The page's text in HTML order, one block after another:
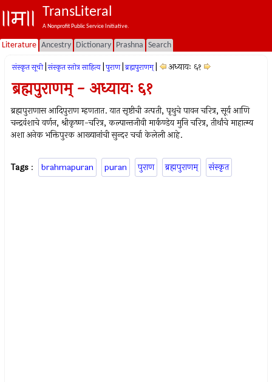
TransLiteral
A Nonprofit Public Service Initiative.
Literature Ancestry Dictionary Prashna Search
संस्कृत सूची संस्कृत स्तोत्र साहित्य पुराण ब्रह्मपुराणम् अध्यायः ६१
ब्रह्मपुराणम् - अध्यायः ६१
ब्रह्मपुराणास आदिपुराण म्हणतात. यात सृष्टीची उत्पती, पृथुचे पावन चरित्र, सूर्य आणि
चन्द्रवंशाचे वर्णन, श्रीकृष्ण-चरित्र, कल्पान्तजीवी मार्कण्डेय मुनि चरित्र, तीर्थांचे माहात्म्य
अशा अनेक भक्तिपुरक आख्यानांची सुन्दर चर्चा केलेली आहे.
Tags : brahmapuran puran पुराण ब्रह्मपुराणम् संस्कृत